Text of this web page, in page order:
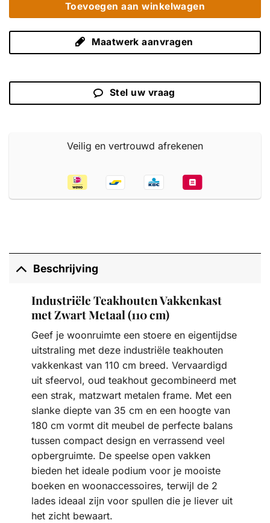
Toevoegen aan winkelwagen
Maatwerk aanvragen
Stel uw vraag
Veilig en vertrouwd afrekenen
Beschrijving
Industriële Teakhouten Vakkenkast
met Zwart Metaal (110 cm)
Geef je woonruimte een stoere en eigentijdse
uitstraling met deze industriële teakhouten
vakkenkast van 110 cm breed. Vervaardigd
uit sfeervol, oud teakhout gecombineerd met
een strak, matzwart metalen frame. Met een
slanke diepte van 35 cm en een hoogte van
180 cm vormt dit meubel de perfecte balans
tussen compact design en verrassend veel
opbergruimte. De speelse open vakken
bieden het ideale podium voor je mooiste
boeken en woonaccessoires, terwijl de 2
lades ideaal zijn voor spullen die je liever uit
het zicht bewaart.